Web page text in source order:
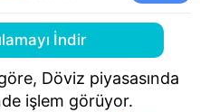
İndir
Döviz piyasasında
işlem görüyor.